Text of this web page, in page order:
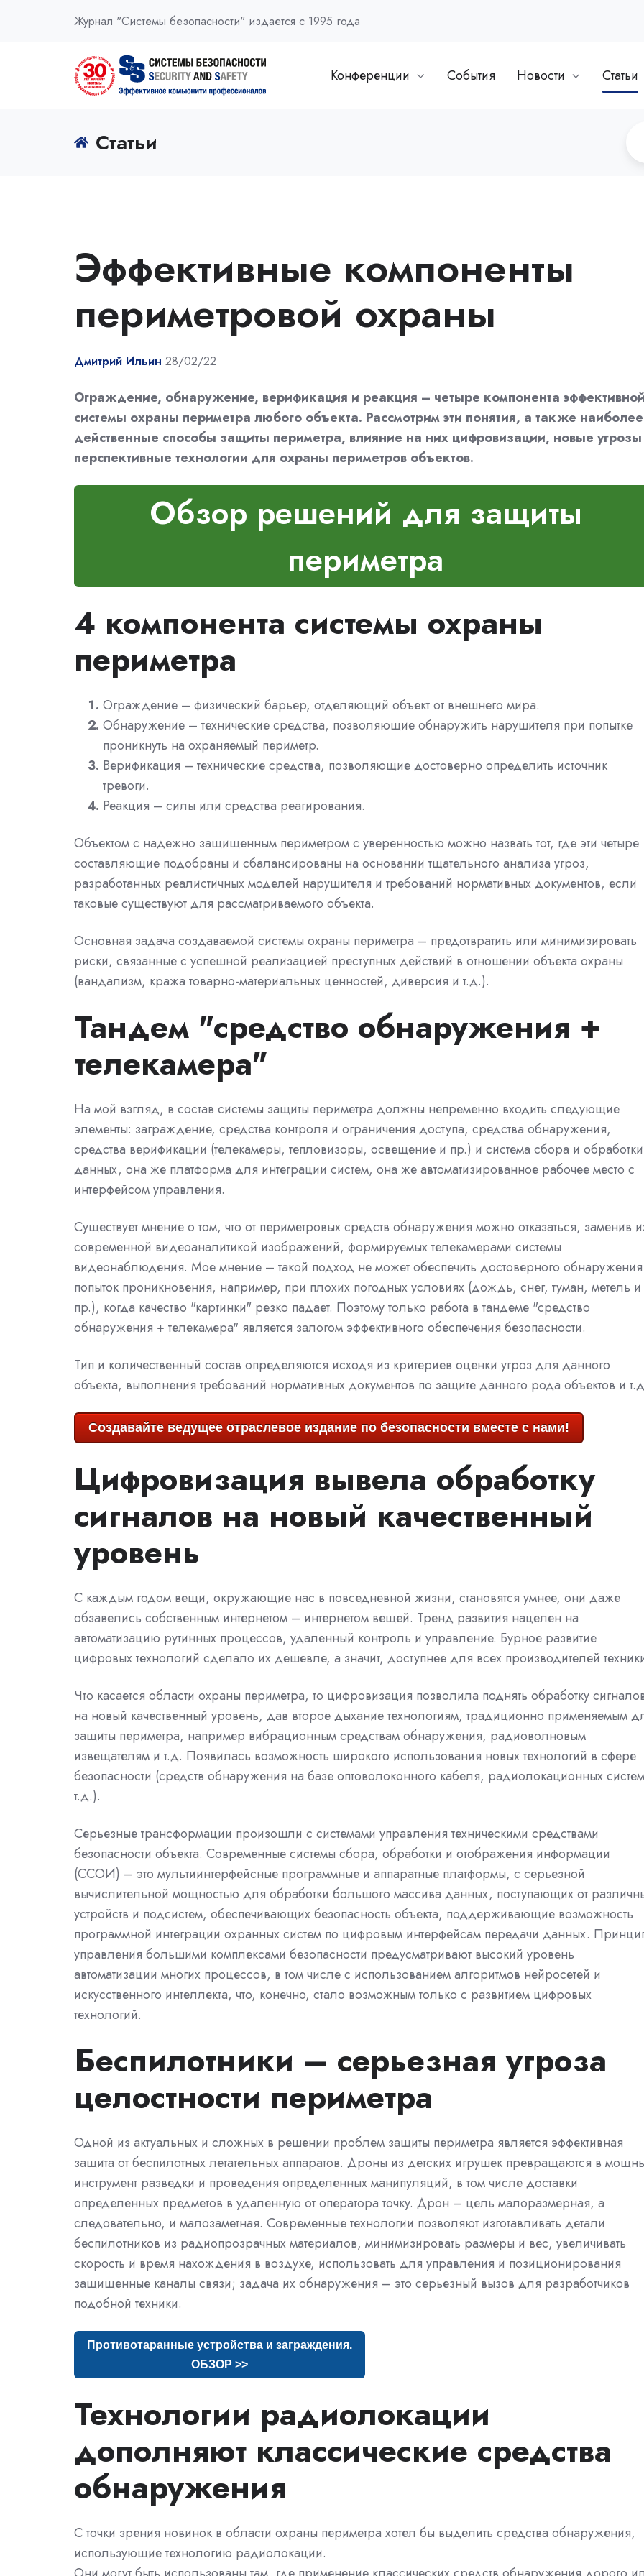
Журнал "Системы безопасности" издается с 1995 года
Конференции События Новости Статьи
Статьи
Эффективные компоненты
периметровой охраны
Дмитрий Ильин 28/02/22
Ограждение, обнаружение, верификация и реакция – четыре компонента эффективной
системы охраны периметра любого объекта. Рассмотрим эти понятия, а также наиболее
действенные способы защиты периметра, влияние на них цифровизации, новые
перспективные технологии для охраны периметров объектов.
Обзор решений для защиты
периметра
4 компонента системы охраны
периметра
Ограждение – физический барьер, отделяющий объект от внешнего мира.
Обнаружение – технические средства, позволяющие обнаружить нарушителя при попытке
проникнуть на охраняемый периметр.
Верификация – технические средства, позволяющие достоверно определить источник
тревоги.
Реакция – силы или средства реагирования.
Объектом с надежно защищенным периметром с уверенностью можно назвать тот, где эти четыре
составляющие подобраны и сбалансированы на основании тщательного анализа угроз,
разработанных реалистичных моделей нарушителя и требований нормативных документов, если
таковые существуют для рассматриваемого объекта.
Основная задача создаваемой системы охраны периметра – предотвратить или минимизировать
риски, связанные с успешной реализацией преступных действий в отношении объекта охраны
(вандализм, кража товарно-материальных ценностей, диверсия и т.д.).
Тандем "средство обнаружения +
телекамера"
На мой взгляд, в состав системы защиты периметра должны непременно входить следующие
элементы: заграждение, средства контроля и ограничения доступа, средства обнаружения,
средства верификации (телекамеры, тепловизоры, освещение и пр.) и система сбора и обработки
данных, она же платформа для интеграции систем, она же автоматизированное рабочее место с
интерфейсом управления.
Существует мнение о том, что от периметровых средств обнаружения можно отказаться, заменив
современной видеоаналитикой изображений, формируемых телекамерами системы
видеонаблюдения. Мое мнение – такой подход не может обеспечить достоверного обнаружения
попыток проникновения, например, при плохих погодных условиях (дождь, снег, туман, метель и
пр.), когда качество "картинки" резко падает. Поэтому только работа в тандеме "средство
обнаружения + телекамера" является залогом эффективного обеспечения безопасности.
Тип и количественный состав определяются исходя из критериев оценки угроз для данного
объекта, выполнения требований нормативных документов по защите данного рода объектов и
Создавайте ведущее отраслевое издание по безопасности вместе с нами!
Цифровизация вывела обработку
сигналов на новый качественный
уровень
С каждым годом вещи, окружающие нас в повседневной жизни, становятся умнее, они даже
обзавелись собственным интернетом – интернетом вещей. Тренд развития нацелен на
автоматизацию рутинных процессов, удаленный контроль и управление. Бурное развитие
цифровых технологий сделало их дешевле, а значит, доступнее для всех производителей
Что касается области охраны периметра, то цифровизация позволила поднять обработку
на новый качественный уровень, дав второе дыхание технологиям, традиционно применяемым
защиты периметра, например вибрационным средствам обнаружения, радиоволновым
извещателям и т.д. Появилась возможность широкого использования новых технологий в сфере
безопасности (средств обнаружения на базе оптоволоконного кабеля, радиолокационных
т.д.).
Серьезные трансформации произошли с системами управления техническими средствами
безопасности объекта. Современные системы сбора, обработки и отображения информации
(ССОИ) – это мультиинтерфейсные программные и аппаратные платформы, с серьезной
вычислительной мощностью для обработки большого массива данных, поступающих от
устройств и подсистем, обеспечивающих безопасность объекта, поддерживающие возможность
программной интеграции охранных систем по цифровым интерфейсам передачи данных.
управления большими комплексами безопасности предусматривают высокий уровень
автоматизации многих процессов, в том числе с использованием алгоритмов нейросетей и
искусственного интеллекта, что, конечно, стало возможным только с развитием цифровых
технологий.
Беспилотники – серьезная угроза
целостности периметра
Одной из актуальных и сложных в решении проблем защиты периметра является эффективная
защита от беспилотных летательных аппаратов. Дроны из детских игрушек превращаются в
инструмент разведки и проведения определенных манипуляций, в том числе доставки
определенных предметов в удаленную от оператора точку. Дрон – цель малоразмерная, а
следовательно, и малозаметная. Современные технологии позволяют изготавливать детали
беспилотников из радиопрозрачных материалов, минимизировать размеры и вес, увеличивать
скорость и время нахождения в воздухе, использовать для управления и позиционирования
защищенные каналы связи; задача их обнаружения – это серьезный вызов для разработчиков
подобной техники.
Противотаранные устройства и заграждения.
ОБЗОР >>
Технологии радиолокации
дополняют классические средства
обнаружения
С точки зрения новинок в области охраны периметра хотел бы выделить средства обнаружения,
использующие технологию радиолокации.